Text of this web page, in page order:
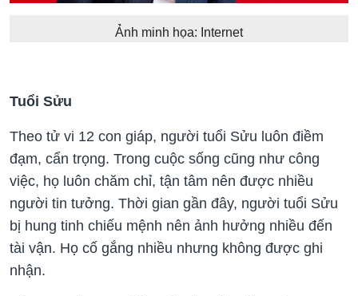
Ảnh minh họa: Internet
Tuổi Sửu
Theo tử vi 12 con giáp, người tuổi Sửu luôn điềm
đạm, cẩn trọng. Trong cuộc sống cũng như công
việc, họ luôn chăm chỉ, tận tâm nên được nhiều
người tin tưởng. Thời gian gần đây, người tuổi Sửu
bị hung tinh chiếu mệnh nên ảnh hưởng nhiều đến
tài vận. Họ cố gắng nhiều nhưng không được ghi
nhận.